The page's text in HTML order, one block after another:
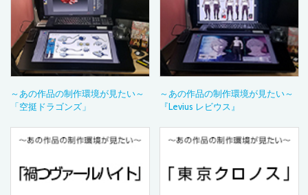
～あの作品の制作環境が見たい～
「空挺ドラゴンズ」
～あの作品の制作環境が見たい～
『Levius レビウス』